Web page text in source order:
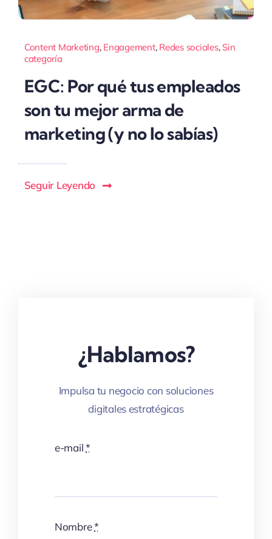
Content Marketing, Engagement, Redes sociales, Sin
categoría
EGC: Por qué tus empleados
son tu mejor arma de
marketing (y no lo sabías)
Seguir Leyendo
¿Hablamos?
Impulsa tu negocio con soluciones
digitales estratégicas
e-mail*
Nombre*